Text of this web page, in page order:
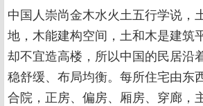
中国人崇尚金木水火土五行学说，
地，木能建构空间，土和木是建筑
却不宜造高楼，所以中国的民居沿
稳舒缓、布局均衡。每所住宅由东
合院，正房、偏房、厢房、穿廊，